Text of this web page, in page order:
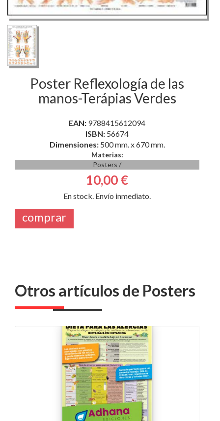
Poster Reflexología de las
manos-Terápias Verdes
EAN: 9788415612094
ISBN: 56674
Dimensiones:500 mm. x 670 mm.
Materias:
Posters /
10,00 €
En stock. Envío inmediato.
comprar
Otros artículos de Posters